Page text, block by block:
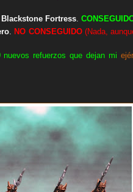
Fortress
. NO CONSEGUIDO(Nada,
refuerzos que dejan mi